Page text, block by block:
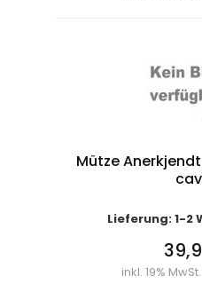
Mütze
Lieferung: 1-2
inkl. 19%